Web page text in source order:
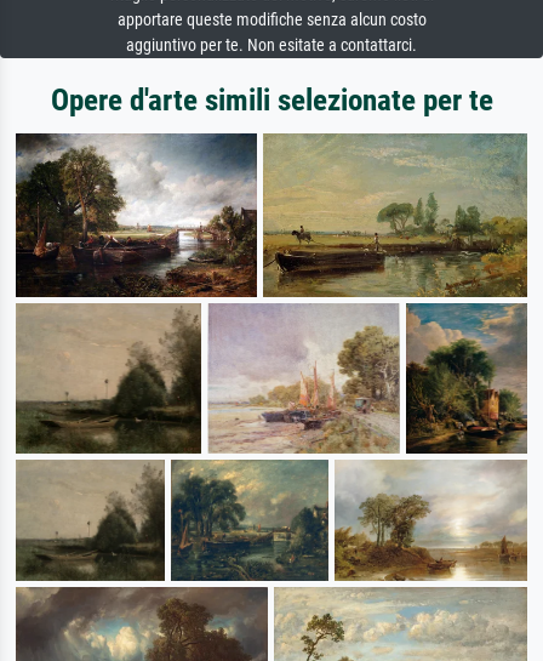
apportare queste modifiche senza alcun costo
aggiuntivo per te. Non esitate a contattarci.
Opere d'arte simili selezionate per te